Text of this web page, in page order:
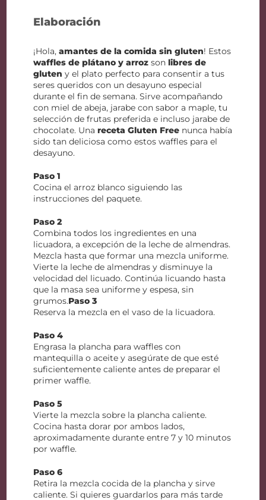
Elaboración
¡Hola,amantes de la comida sin gluten! Estos
waffles de plátano y arroz sonlibres de
gluten y el plato perfecto para consentir a tus
seres queridos con un desayuno especial
durante el fin de semana. Sirve acompañando
con miel de abeja, jarabe con sabor a maple, tu
selección de frutas preferida e incluso jarabe de
chocolate. Unareceta Gluten Free nunca había
sido tan deliciosa como estos waffles para el
desayuno.
Paso 1
Cocina el arroz blanco siguiendo las
instrucciones del paquete.
Paso 2
Combina todos los ingredientes en una
licuadora, a excepción de la leche de almendras.
Mezcla hasta que formar una mezcla uniforme.
Vierte la leche de almendras y disminuye la
velocidad del licuado. Continúa licuando hasta
que la masa sea uniforme y espesa, sin
grumos.Paso 3
Reserva la mezcla en el vaso de la licuadora.
Paso 4
Engrasa la plancha para waffles con
mantequilla o aceite y asegúrate de que esté
suficientemente caliente antes de preparar el
primer waffle.
Paso 5
Vierte la mezcla sobre la plancha caliente.
Cocina hasta dorar por ambos lados,
aproximadamente durante entre 7 y 10 minutos
por waffle.
Paso 6
Retira la mezcla cocida de la plancha y sirve
caliente. Si quieres guardarlos para más tarde